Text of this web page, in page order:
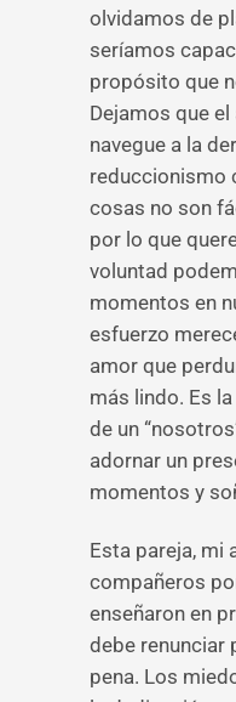
olvidamos de
seríamos
propósito que
Dejamos que
navegue a la
reduccionismo
cosas no son
por lo que
voluntad
momentos en
esfuerzo
amor que
más lindo. Es
de un
adornar un
momentos y
Esta pareja, mi
compañeros
enseñaron en
debe renunciar
pena. Los